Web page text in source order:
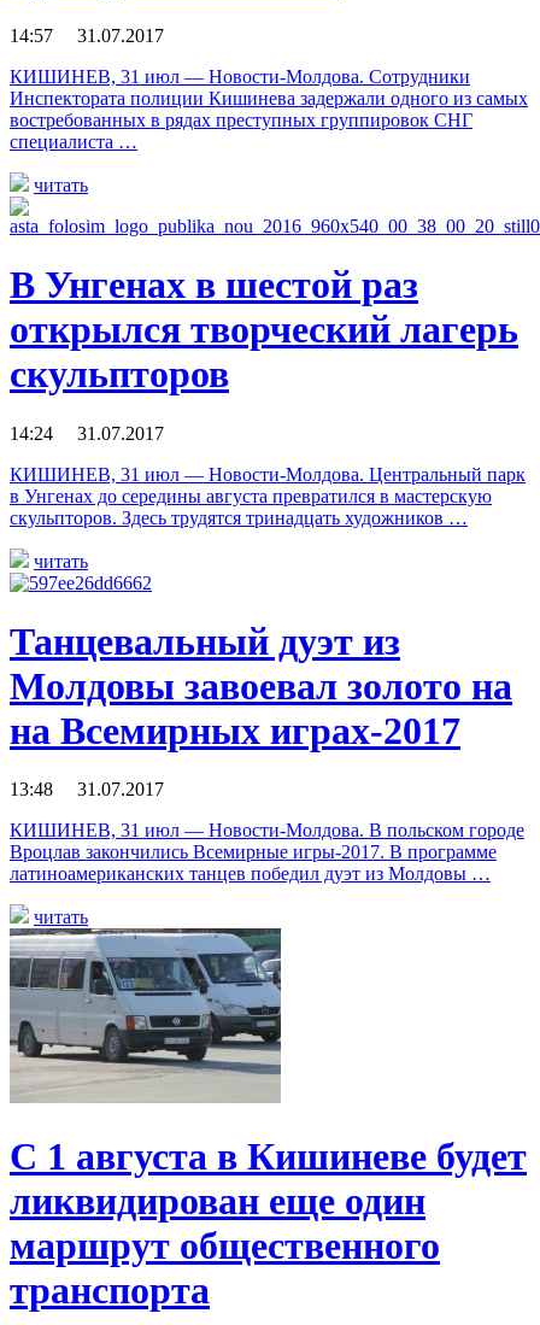
14:57 31.07.2017
КИШИНЕВ, 31 июл — Новости-Молдова. Сотрудники
Инспектората полиции Кишинева задержали одного из самых
востребованных в рядах преступных группировок СНГ
специалиста …
читать
В Унгенах в шестой раз
открылся творческий лагерь
скульпторов
14:24 31.07.2017
КИШИНЕВ, 31 июл — Новости-Молдова. Центральный парк
в Унгенах до середины августа превратился в мастерскую
скульпторов. Здесь трудятся тринадцать художников …
читать
Танцевальный дуэт из
Молдовы завоевал золото на
на Всемирных играх-2017
13:48 31.07.2017
КИШИНЕВ, 31 июл — Новости-Молдова. В польском городе
Вроцлав закончились Всемирные игры-2017. В программе
латиноамериканских танцев победил дуэт из Молдовы …
читать
С 1 августа в Кишиневе будет
ликвидирован еще один
маршрут общественного
транспорта